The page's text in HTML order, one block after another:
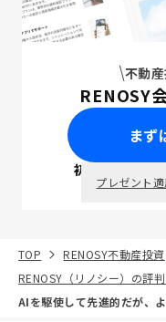
不動
RENOSY
まず
初回面談で
プレゼント
TOP RENOSY不動産投資
RENOSY（リノシー）の評
AIを駆使して先進的だが、